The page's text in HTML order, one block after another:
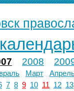
2008
Март
7 8 9 10 11 12 13